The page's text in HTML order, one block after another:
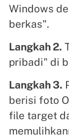
Windows
berkas".
Langkah 2.
pribadi" di
Langkah 3.
berisi foto
file target